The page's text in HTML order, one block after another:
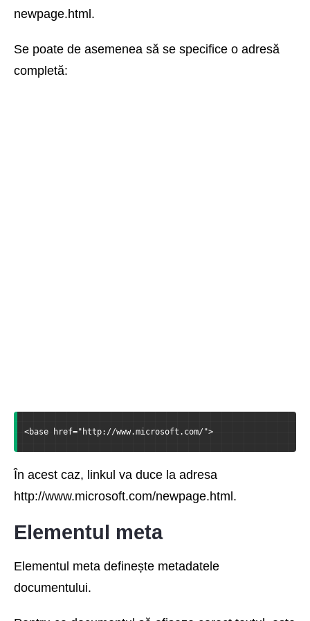
newpage.html.
Se poate de asemenea să se specifice o adresă
completă:
<base href="http://www.microsoft.com/">
În acest caz, linkul va duce la adresa
http://www.microsoft.com/newpage.html.
Elementul meta
Elementul meta definește metadatele
documentului.